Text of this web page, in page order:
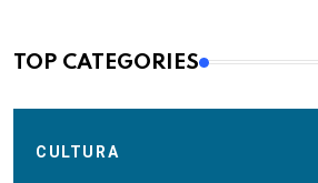
TOP CATEGORIES
CULTURA